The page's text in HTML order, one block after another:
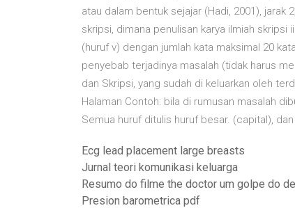
atau dalam bentuk sejajar (Hadi, 2001),
skripsi, dimana penulisan karya ilmiah skripsi
(huruf v) dengan jumlah kata maksimal 20
penyebab terjadinya masalah (tidak harus
dan Skripsi, yang sudah di keluarkan oleh
Halaman Contoh: bila di rumusan masalah
Semua huruf ditulis huruf besar. (capital),
Ecg lead placement large breasts
Jurnal teori komunikasi keluarga
Resumo do filme the doctor um golpe do
Presion barometrica pdf